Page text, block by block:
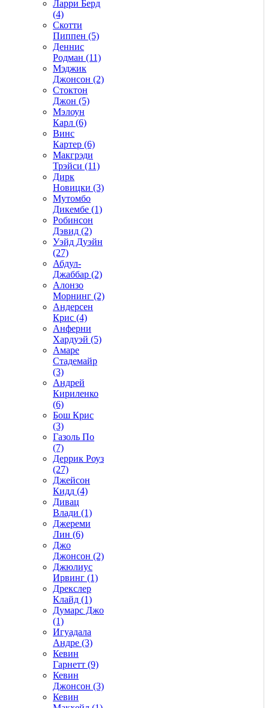
Ларри Берд
(4)
Скотти
Пиппен (5)
Деннис
Родман (11)
Мэджик
Джонсон (2)
Стоктон
Джон (5)
Мэлоун
Карл (6)
Винс
Картер (6)
Макгрэди
Трэйси (11)
Дирк
Новицки (3)
Мутомбо
Дикембе (1)
Робинсон
Дэвид (2)
Уэйд Дуэйн
(27)
Абдул-
Джаббар (2)
Алонзо
Морнинг (2)
Андерсен
Крис (4)
Анферни
Xардуэй (5)
Амаре
Стадемайр
(3)
Андрей
Кириленко
(6)
Бош Крис
(3)
Газоль По
(7)
Деррик Роуз
(27)
Джейсон
Кидд (4)
Дивац
Влади (1)
Джереми
Лин (6)
Джо
Джонсон (2)
Джюлиус
Ирвинг (1)
Дрекслер
Клайд (1)
Думарс Джо
(1)
Игуадала
Андре (3)
Кевин
Гарнетт (9)
Кевин
Джонсон (3)
Кевин